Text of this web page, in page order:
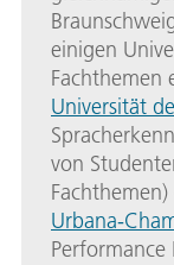
einigen
Fachthemen
Universität
von
Urbana-